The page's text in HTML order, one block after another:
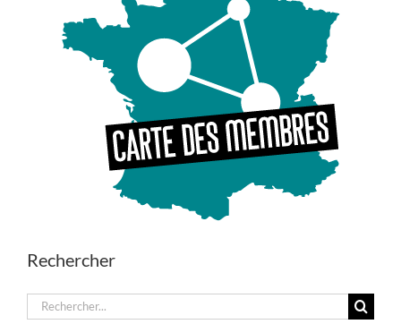
Rechercher
Rechercher: